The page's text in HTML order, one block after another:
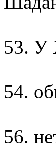
53. У
54.
56.